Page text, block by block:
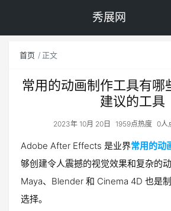
秀展网
首页 正文
常用的动画制作工具有哪
建议的工具
2023年 10月 20日 1959点热度 0人
Adobe After Effects 是业界常用的动
够创建令人震撼的视觉效果和复杂的动
Maya、Blender 和 Cinema 4D 也是
选择。